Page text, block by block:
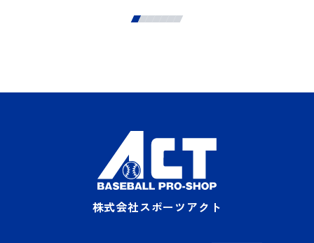
株式会社スポーツアクト